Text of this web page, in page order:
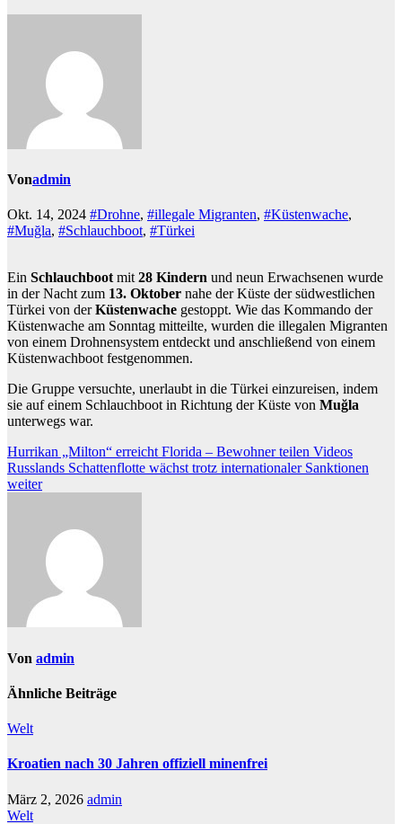
Vonadmin
Okt. 14, 2024 #Drohne, #illegale Migranten, #Küstenwache,
#Muğla, #Schlauchboot, #Türkei
Ein Schlauchbootmit28 Kindern und neun Erwachsenen wurde
in der Nacht zum 13. Oktober nahe der Küste der südwestlichen
Türkei von derKüstenwache gestoppt. Wie das Kommando der
Küstenwache am Sonntag mitteilte, wurden die illegalen Migranten
von einem Drohnensystem entdeckt und anschließend von einem
Küstenwachboot festgenommen.
Die Gruppe versuchte, unerlaubt in die Türkei einzureisen, indem
sie auf einem Schlauchboot in Richtung der Küste von Muğla
unterwegs war.
Beitragsnavigation
Hurrikan „Milton“ erreicht Florida – Bewohner teilen Videos
Russlands Schattenflotte wächst trotz internationaler Sanktionen
weiter
Von admin
Ähnliche Beiträge
Welt
Kroatien nach 30 Jahren offiziell minenfrei
März 2, 2026 admin
Welt